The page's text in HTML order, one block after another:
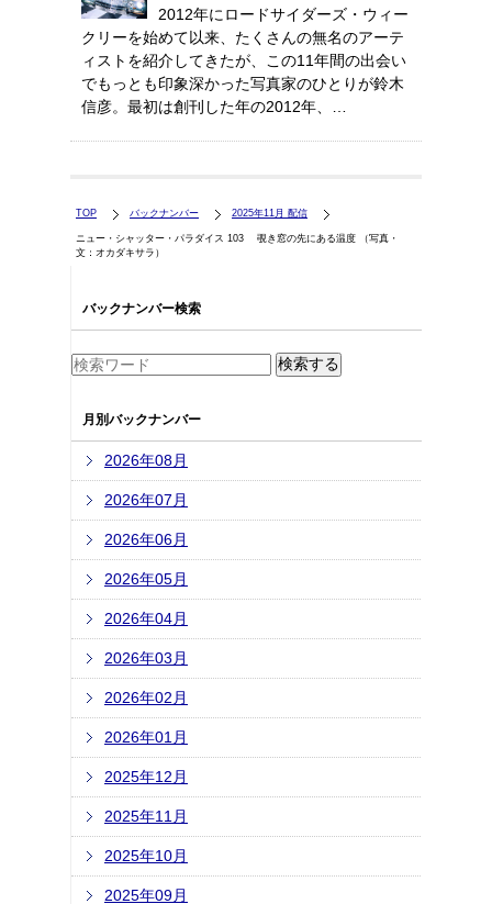
2012年にロードサイダーズ・ウィー
クリーを始めて以来、たくさんの無名のアーテ
ィストを紹介してきたが、この11年間の出会い
でもっとも印象深かった写真家のひとりが鈴木
信彦。最初は創刊した年の2012年、…
TOP バックナンバー 2025年11月 配信
ニュー・シャッター・パラダイス 103 覗き窓の先にある温度 （写真・
文：オカダキサラ）
バックナンバー検索
月別バックナンバー
2026年08月
2026年07月
2026年06月
2026年05月
2026年04月
2026年03月
2026年02月
2026年01月
2025年12月
2025年11月
2025年10月
2025年09月